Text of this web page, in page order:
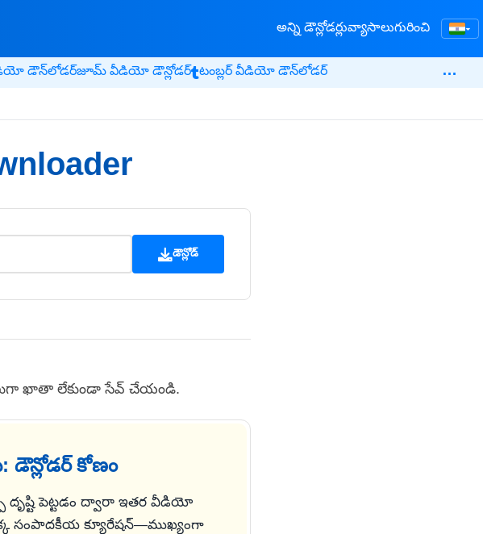
▾
అన్ని డౌన్లోడర్లువ్యాసాలుగురించి
డౌన్‌లోడర్జూమ్ వీడియో డౌన్లోడర్ టంబ్లర్ వీడియో డౌన్‌లోడర్ …
డౌన్లోడ్
ఖాతా లేకుండా సేవ్ చేయండి.
డౌన్లోడర్ కోణం
దృష్టి పెట్టడం ద్వారా ఇతర వీడియో
సంపాదకీయ క్యూరేషన్—ముఖ్యంగా